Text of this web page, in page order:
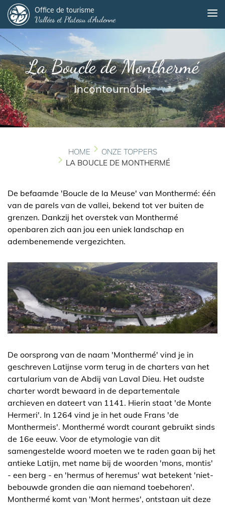
en
naar
inhoud
gaan
Office de tourisme
Vallées et Plateau d'Ardenne
La Boucle de Monthermé
Incontournable
HOME
ONZE TOPPERS
LA BOUCLE DE MONTHERMÉ
De befaamde 'Boucle de la Meuse' van Monthermé: één
van de parels van de vallei, bekend tot ver buiten de
grenzen. Dankzij het overstek van Monthermé
openbaren zich aan jou een uniek landschap en
adembenemende vergezichten.
De oorsprong van de naam 'Monthermé' vind je in
geschreven Latijnse vorm terug in de charters van het
cartularium van de Abdij van Laval Dieu. Het oudste
charter wordt bewaard in de departementale
archieven en dateert van 1141. Hierin staat 'de Monte
Hermeri'. In 1264 vind je in het oude Frans 'de
Monthermeis'. Monthermé wordt courant gebruikt sinds
de 16e eeuw. Voor de etymologie van dit
samengestelde woord moeten we te raden gaan bij het
antieke Latijn, met name bij de woorden 'mons, montis'
- een berg - en 'hermus of heremus' wat betekent 'niet-
bebouwde gronden die aan niemand toebehoren'.
Monthermé komt van 'Mont hermes', ontstaan uit deze
Panneau de gestion des cookies